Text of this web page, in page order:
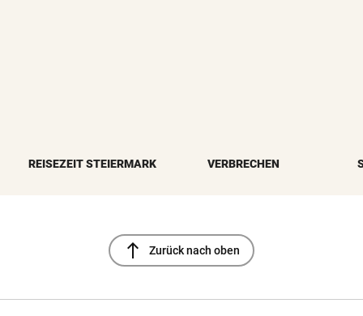
REISEZEIT STEIERMARK VERBRECHEN
north Zurück nach oben